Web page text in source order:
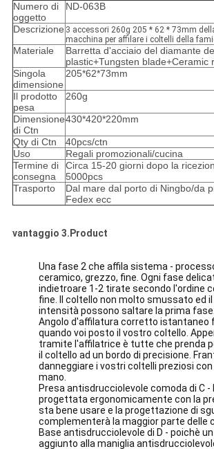
Numero di
oggetto
ND-063B
Descrizione 3 accessori 260g 205 * 62 * 73mm
macchina per affilare i coltelli della
Materiale
Barretta d'acciaio del diamante
plastic+Tungsten blade+Ceramic
Singola
dimensione
205*62*73mm
Il prodotto
pesa
260g
Dimensione
di Ctn
430*420*220mm
Qty di Ctn
40pcs/ctn
Uso
Regali promozionali/cucina
Termine di
consegna
Circa 15-20 giorni dopo la
5000pcs
Trasporto
Dal mare dal porto di Ningbo/da
Fedex ecc
vantaggio 3.Product
Una fase 2 che affila sistema -
ceramico, grezzo, fine. Ogni fase
indietroare 1-2 tirate secondo l'ordine
fine. Il coltello non molto smussato ed
intensità possono saltare la prima fase.
Angolo d'affilatura corretto istantaneo
quando voi posto il vostro coltello.
tramite l'affilatrice è tutte che prenda
il coltello ad un bordo di precisione.
danneggiare i vostri coltelli preziosi
mano.
Presa antisdrucciolevole comoda di C -
progettata ergonomicamente con la
sta bene usare e la progettazione di
complementerà la maggior parte delle
Base antisdrucciolevole di D - poichè
aggiunto alla maniglia